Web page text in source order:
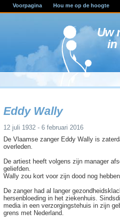
Voorpagina Hou me op de hoogte
Uw
in
Eddy Wally
12 juli 1932 - 6 februari 2016
De Vlaamse zanger Eddy Wally is
overleden.
De artiest heeft volgens zijn manager
geliefden.
Wally zou kort voor zijn dood nog
De zanger had al langer
hersenbloeding in het ziekenhuis.
media in een verzorgingstehuis in zijn
grens met Nederland.